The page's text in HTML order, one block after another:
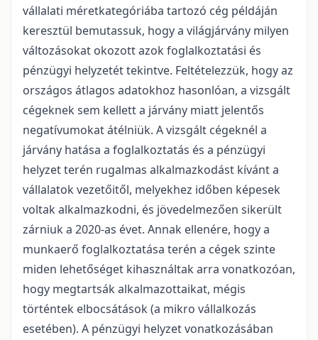
vállalati méretkategóriába tartozó cég példáján
keresztül bemutassuk, hogy a világjárvány milyen
változásokat okozott azok foglalkoztatási és
pénzügyi helyzetét tekintve. Feltételezzük, hogy az
országos átlagos adatokhoz hasonlóan, a vizsgált
cégeknek sem kellett a járvány miatt jelentős
negatívumokat átélniük. A vizsgált cégeknél a
járvány hatása a foglalkoztatás és a pénzügyi
helyzet terén rugalmas alkalmazkodást kívánt a
vállalatok vezetőitől, melyekhez időben képesek
voltak alkalmazkodni, és jövedelmezően sikerült
zárniuk a 2020-as évet. Annak ellenére, hogy a
munkaerő foglalkoztatása terén a cégek szinte
miden lehetőséget kihasználtak arra vonatkozóan,
hogy megtartsák alkalmazottaikat, mégis
történtek elbocsátások (a mikro vállalkozás
esetében). A pénzügyi helyzet vonatkozásában